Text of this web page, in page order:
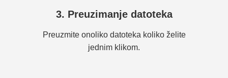
3. Preuzimanje datoteka
Preuzmite onoliko datoteka koliko želite
jednim klikom.